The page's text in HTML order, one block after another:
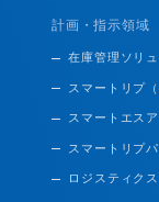
計画・指示領域
在庫管理ソリ
スマートリプ
スマートエス
スマートリプ
ロジスティク